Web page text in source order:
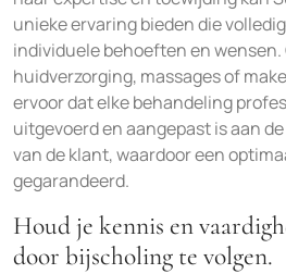
unieke ervaring bieden die
individuele behoeften en
huidverzorging, massages of
ervoor dat elke behandeling
uitgevoerd en aangepast is aan
van de klant, waardoor een
gegarandeerd.
Houd je kennis en
door bijscholing te volgen.